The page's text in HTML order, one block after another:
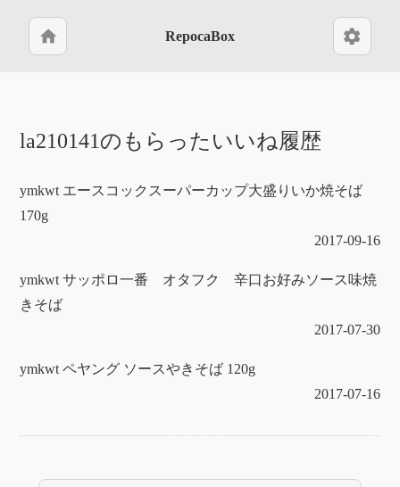
home RepocaBox settings
la210141のもらったいいね履歴
ymkwt エースコックスーパーカップ大盛りいか焼そば
170g
2017-09-16
ymkwt サッポロ一番 オタフク 辛口お好みソース味焼
きそば
2017-07-30
ymkwt ペヤング ソースやきそば 120g
2017-07-16